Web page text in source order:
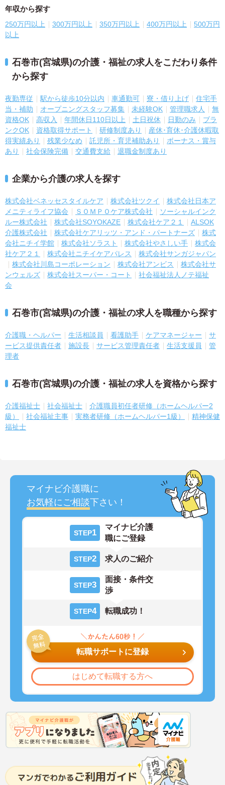
年収から探す
250万円以上 300万円以上 350万円以上 400万円以上
500万円
以上
石巻市(宮城県)の介護・福祉の求人をこだわり条件
から探す
夜勤専従 駅から徒歩10分以内 車通勤可 寮・借り上げ
住宅手
当・補助
オープニングスタッフ募集 未経験OK 管理職求人
無
資格OK
高収入 年間休日110日以上 土日祝休 日勤のみ
ブラ
ンクOK
資格取得サポート 研修制度あり
産休･育休･介護休暇取
得実績あり
残業少なめ 託児所・育児補助あり
ボーナス・賞与
あり
社会保険完備 交通費支給 退職金制度あり
企業から介護の求人を探す
株式会社ベネッセスタイルケア 株式会社ツクイ
株式会社日本ア
メニティライフ協会
ＳＯＭＰＯケア株式会社
ソーシャルインク
ルー株式会社
株式会社SOYOKAZE 株式会社ケア２１
ALSOK
介護株式会社
株式会社ケアリッツ・アンド・パートナーズ
株式
会社ニチイ学館
株式会社ソラスト 株式会社やさしい手
株式会
社ケア２１
株式会社ニチイケアパレス
株式会社サンガジャパン
株式会社川島コーポレーション
株式会社アンビス
株式会社サ
ンウェルズ
株式会社スーパー・コート
社会福祉法人ノテ福祉
会
石巻市(宮城県)の介護・福祉の求人を職種から探す
介護職・ヘルパー 生活相談員 看護助手 ケアマネージャー
サ
ービス提供責任者
施設長 サービス管理責任者 生活支援員
管
理者
石巻市(宮城県)の介護・福祉の求人を資格から探す
介護福祉士 社会福祉士
介護職員初任者研修（ホームヘルパー2
級）
社会福祉主事 実務者研修（ホームヘルパー1級）
精神保健
福祉士
マイナビ介護職に
お気軽にご相談下さい！
STEP1
マイナビ介護
職にご登録
STEP2 求人のご紹介
STEP3
面接・条件交
渉
STEP4 転職成功！
転職サポートに登録
はじめて転職する方へ